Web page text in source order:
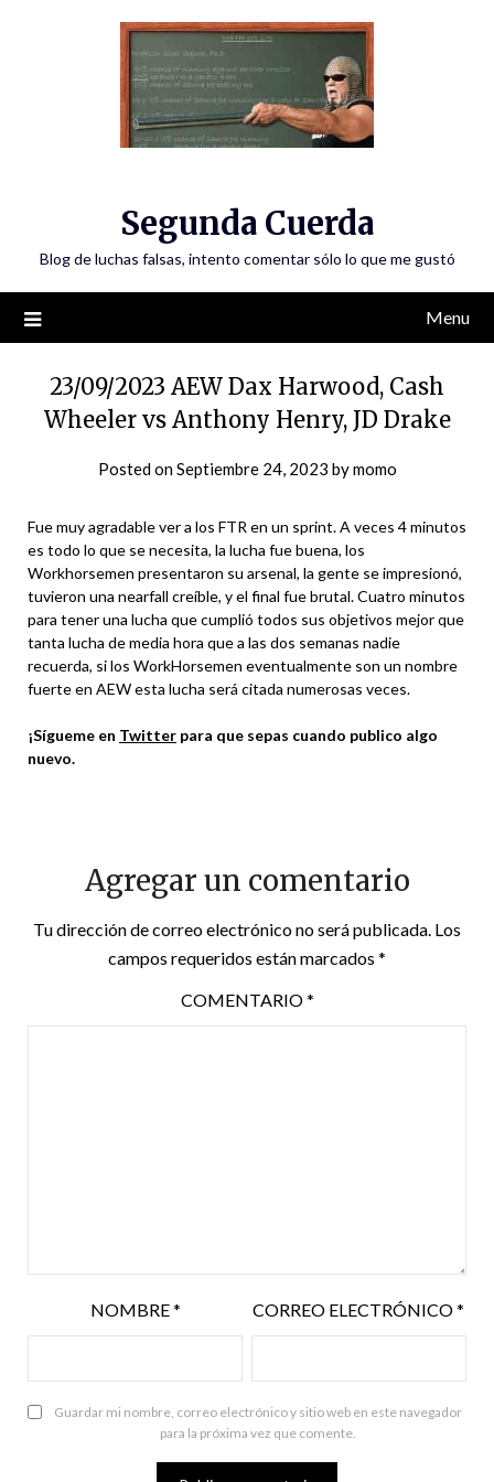
Segunda Cuerda
Blog de luchas falsas, intento comentar sólo lo que me gustó
Menu
23/09/2023 AEW Dax Harwood, Cash
Wheeler vs Anthony Henry, JD Drake
Posted onSeptiembre 24, 2023 bymomo
Fue muy agradable ver a los FTR en un sprint. A veces 4 minutos
es todo lo que se necesita, la lucha fue buena, los
Workhorsemen presentaron su arsenal, la gente se impresionó,
tuvieron una nearfall creíble, y el final fue brutal. Cuatro minutos
para tener una lucha que cumplió todos sus objetivos mejor que
tanta lucha de media hora que a las dos semanas nadie
recuerda, si los WorkHorsemen eventualmente son un nombre
fuerte en AEW esta lucha será citada numerosas veces.
¡Sígueme en Twitter para que sepas cuando publico algo
nuevo.
Agregar un comentario
Tu dirección de correo electrónico no será publicada. Los
campos requeridos están marcados *
COMENTARIO*
NOMBRE* CORREO ELECTRÓNICO*
Guardar mi nombre, correo electrónico y sitio web en este navegador
para la próxima vez que comente.